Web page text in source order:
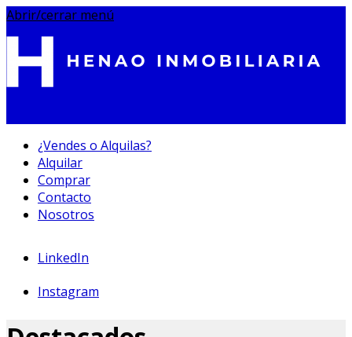
Abrir/cerrar menú
695 233 212
¿Vendes o Alquilas?
Alquilar
Comprar
Contacto
Nosotros
LinkedIn
Instagram